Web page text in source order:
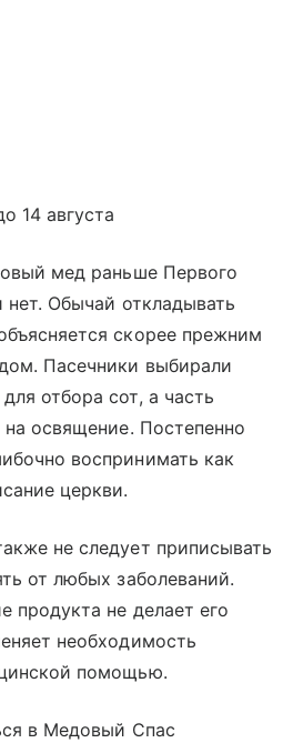
14 августа
мед раньше Первого
нет. Обычай откладывать
скорее прежним
Пасечники выбирали
отбора сот, а часть
на освящение. Постепенно
воспринимать как
церкви.
не следует приписывать
от любых заболеваний.
продукта не делает его
необходимость
помощью.
в Медовый Спас